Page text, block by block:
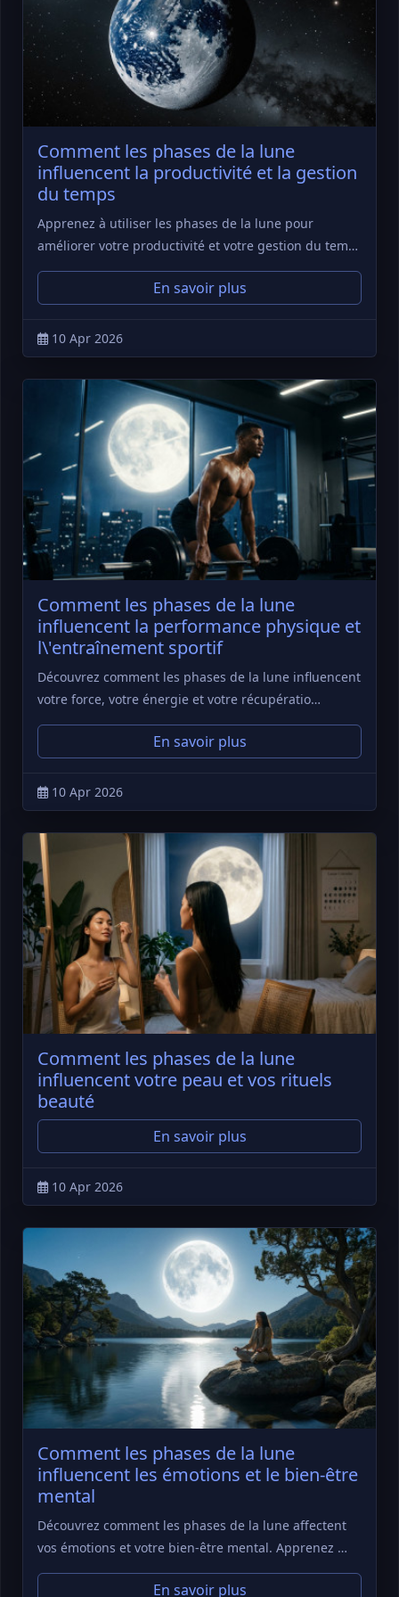
Comment les phases de la lune
influencent la productivité et la gestion
du temps
Apprenez à utiliser les phases de la lune pour
améliorer votre productivité et votre gestion du tem…
En savoir plus
10 Apr 2026
Comment les phases de la lune
influencent la performance physique et
l\'entraînement sportif
Découvrez comment les phases de la lune influencent
votre force, votre énergie et votre récupératio…
En savoir plus
10 Apr 2026
Comment les phases de la lune
influencent votre peau et vos rituels
beauté
En savoir plus
10 Apr 2026
Comment les phases de la lune
influencent les émotions et le bien-être
mental
Découvrez comment les phases de la lune affectent
vos émotions et votre bien-être mental. Apprenez …
En savoir plus